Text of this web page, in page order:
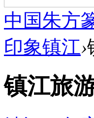
中国朱方
印象镇江›
镇江旅